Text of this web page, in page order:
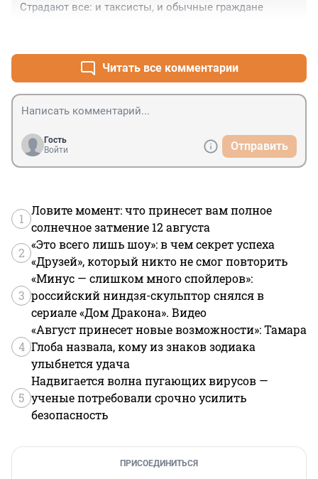
Страдают все: и таксисты, и обычные граждане
Читать все комментарии
Гость
Войти
Отправить
1
Ловите момент: что принесет вам полное
солнечное затмение 12 августа
2
«Это всего лишь шоу»: в чем секрет успеха
«Друзей», который никто не смог повторить
3
«Минус — слишком много спойлеров»:
российский ниндзя-скульптор снялся в
сериале «Дом Дракона». Видео
4
«Август принесет новые возможности»: Тамара
Глоба назвала, кому из знаков зодиака
улыбнется удача
5
Надвигается волна пугающих вирусов —
ученые потребовали срочно усилить
безопасность
ПРИСОЕДИНИТЬСЯ